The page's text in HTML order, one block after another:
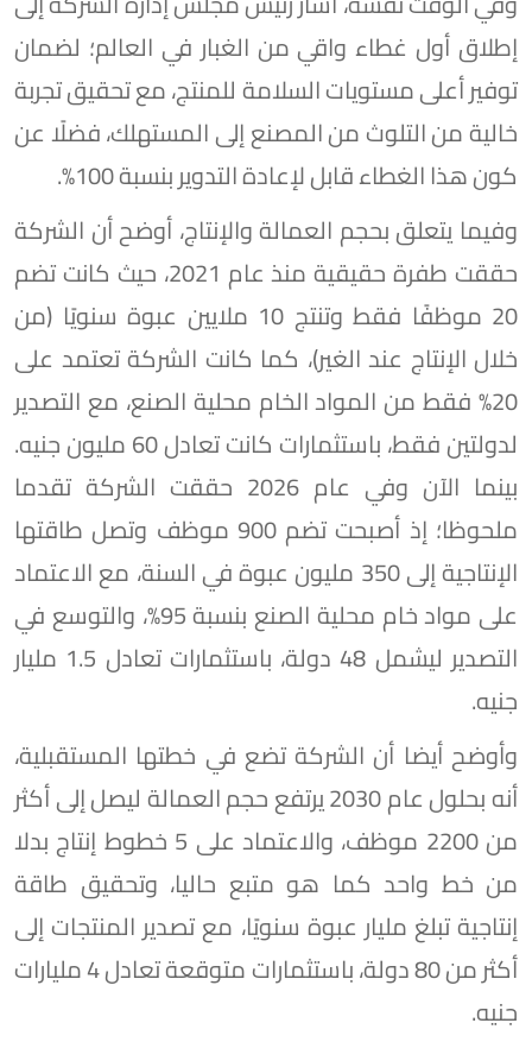
إطلاق أول غطاء واقي من الغبار في العالم؛ لضمان
توفير أعلى مستويات السلامة للمنتج، مع تحقيق تجربة
خالية من التلوث من المصنع إلى المستهلك، فضلًا عن
كون هذا الغطاء قابل لإعادة التدوير بنسبة 100%.
وفيما يتعلق بحجم العمالة والإنتاج، أوضح أن الشركة
حققت طفرة حقيقية منذ عام 2021، حيث كانت تضم
20 موظفًا فقط وتنتج 10 ملايين عبوة سنويًا (من
خلال الإنتاج عند الغير)، كما كانت الشركة تعتمد على
20% فقط من المواد الخام محلية الصنع، مع التصدير
لدولتين فقط، باستثمارات كانت تعادل 60 مليون جنيه.
بينما الآن وفي عام 2026 حققت الشركة تقدما
ملحوظا؛ إذ أصبحت تضم 900 موظف وتصل طاقتها
الإنتاجية إلى 350 مليون عبوة في السنة، مع الاعتماد
على مواد خام محلية الصنع بنسبة 95%، والتوسع في
التصدير ليشمل 48 دولة، باستثمارات تعادل 1.5 مليار
جنيه.
وأوضح أيضا أن الشركة تضع في خطتها المستقبلية،
أنه بحلول عام 2030 يرتفع حجم العمالة ليصل إلى أكثر
من 2200 موظف، والاعتماد على 5 خطوط إنتاج بدلا
من خط واحد كما هو متبع حاليا، وتحقيق طاقة
إنتاجية تبلغ مليار عبوة سنويًا، مع تصدير المنتجات إلى
أكثر من 80 دولة، باستثمارات متوقعة تعادل 4 مليارات
جنيه.